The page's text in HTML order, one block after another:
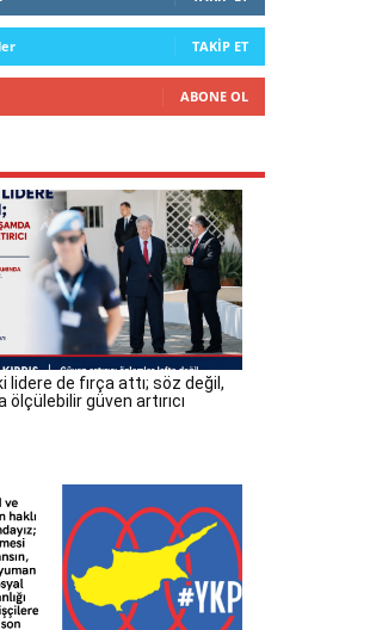
TAKIP ET
ABONE OL
lidere de fırça attı; söz değil,
güven artırıcı